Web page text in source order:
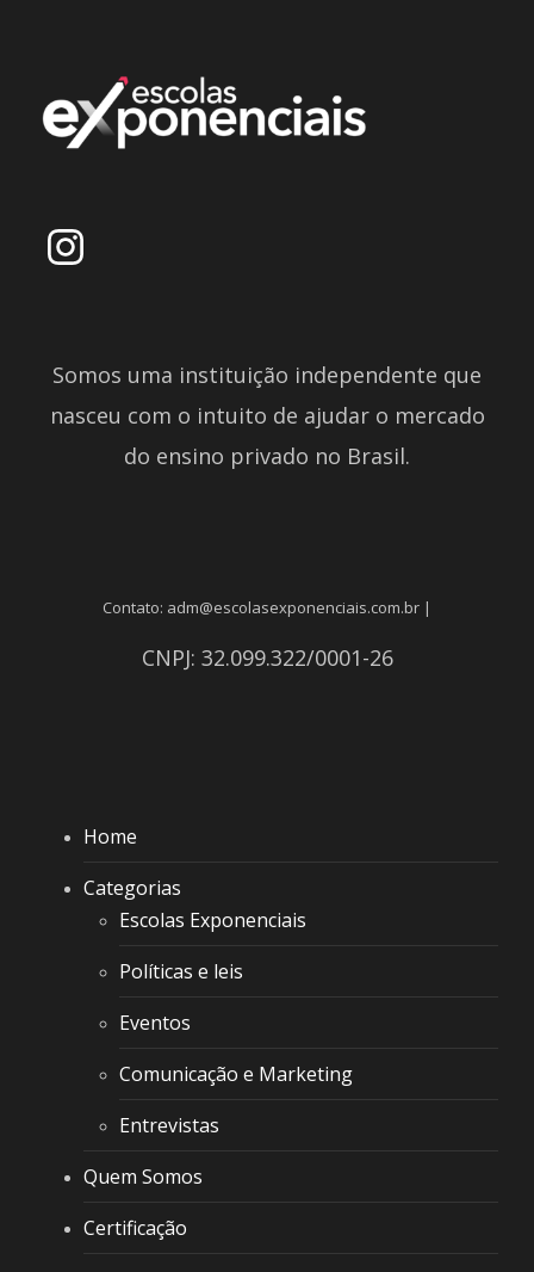
Somos uma instituição independente que
nasceu com o intuito de ajudar o mercado
do ensino privado no Brasil.
Contato: adm@escolasexponenciais.com.br |
CNPJ: 32.099.322/0001-26
Home
Categorias
Escolas Exponenciais
Políticas e leis
Eventos
Comunicação e Marketing
Entrevistas
Quem Somos
Certificação